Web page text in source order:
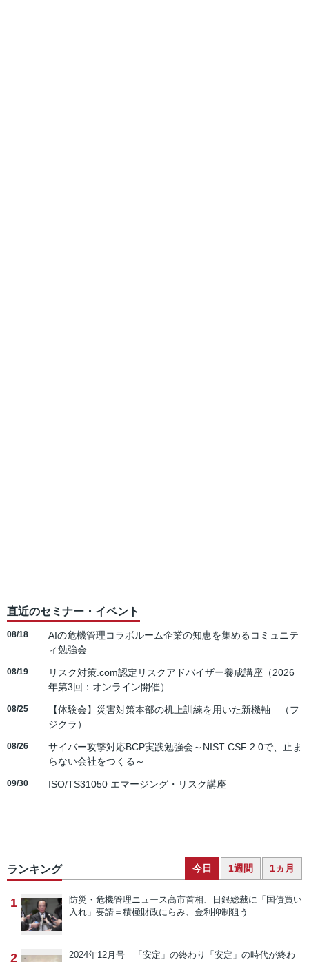
直近のセミナー・イベント
08/18
AIの危機管理コラボルーム企業の知恵を集めるコミュニテ
ィ勉強会
08/19
リスク対策.com認定リスクアドバイザー養成講座（2026
年第3回：オンライン開催）
08/25
【体験会】災害対策本部の机上訓練を用いた新機軸 （フ
ジクラ）
08/26
サイバー攻撃対応BCP実践勉強会～NIST CSF 2.0で、止ま
らない会社をつくる～
09/30 ISO/TS31050 エマージング・リスク講座
ランキング 今日 1週間 1ヵ月
1 防災・危機管理ニュース高市首相、日銀総裁に「国債買い
入れ」要請＝積極財政にらみ、金利抑制狙う
2 2024年12月号 「安定」の終わり 「安定」の時代が終わ